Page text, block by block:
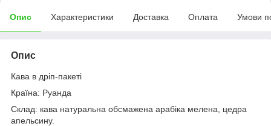
Опис Характеристики Доставка Оплата Умови
Опис
Кава в дріп-пакеті
Країна: Руанда
Склад: кава натуральна обсмажена арабіка мелена, цедра
апельсину.